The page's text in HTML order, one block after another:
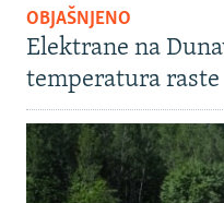
OBJAŠNJENO
Elektrane na
temperatura raste